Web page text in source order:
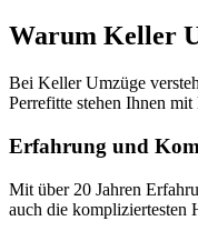
Warum Keller
Bei Keller Umzüge
Perrefitte stehen Ihnen
Erfahrung und
Mit über 20 Jahren
auch die kompliziertesten